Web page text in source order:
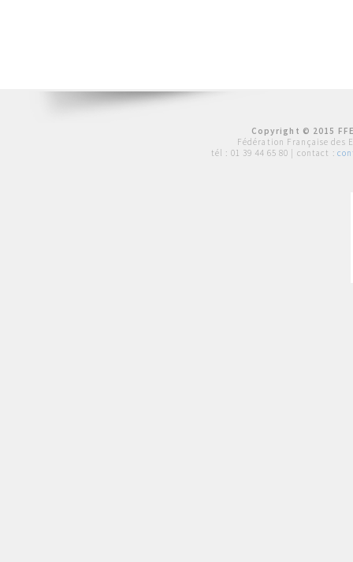
Copyright © 2015
Fédération Française des
tél : 01 39 44 65 80 | contact :